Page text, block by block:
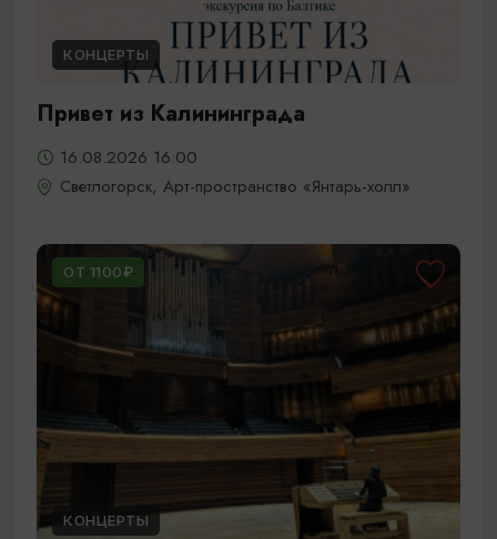
КОНЦЕРТЫ
Привет из Калининграда
16.08.2026 16:00
Светлогорск, Арт-пространство «Янтарь-холл»
ОТ 1100₽
КОНЦЕРТЫ